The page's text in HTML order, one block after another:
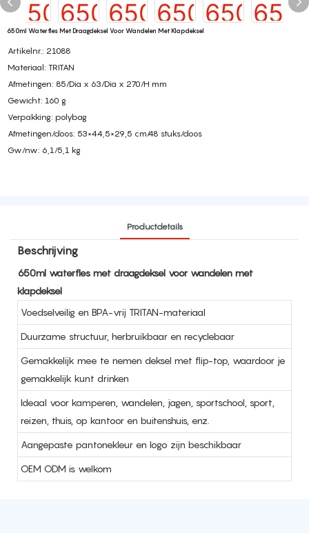
650ml Waterfles Met Draagdeksel Voor Wandelen Met Klapdeksel
Artikelnr.: 21088
Materiaal: TRITAN
Afmetingen: 85/Dia x 63/Dia x 270/H mm
Gewicht: 160 g
Verpakking: polybag
Afmetingen/doos: 53×44,5×29,5 cm/48 stuks/doos
Gw/nw: 6,1/5,1 kg
Productdetails
Beschrijving
650ml waterfles met draagdeksel voor wandelen met
klapdeksel
Voedselveilig en BPA-vrij TRITAN-materiaal
Duurzame structuur, herbruikbaar en recyclebaar
Gemakkelijk mee te nemen deksel met flip-top, waardoor je
gemakkelijk kunt drinken
Ideaal voor kamperen, wandelen, jagen, sportschool, sport,
reizen, thuis, op kantoor en buitenshuis, enz.
Aangepaste pantonekleur en logo zijn beschikbaar
OEM ODM is welkom